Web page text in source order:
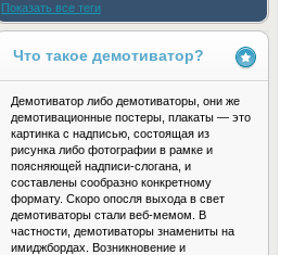
Показать все теги
Что такое демотиватор?
Демотиватор либо демотиваторы, они же
демотивационные постеры, плакаты — это
картинка с надписью, состоящая из
рисунка либо фотографии в рамке и
поясняющей надписи-слогана, и
составлены сообразно конкретному
формату. Скоро опосля выхода в свет
демотиваторы стали веб-мемом. В
частности, демотиваторы знамениты на
имиджбордах. Возникновение и